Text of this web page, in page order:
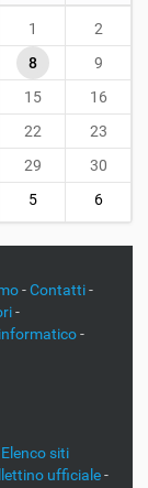
1
2
8
9
15
16
22
23
29
30
5 6
-Contatti-
-
-
Elenco siti
ufficiale-